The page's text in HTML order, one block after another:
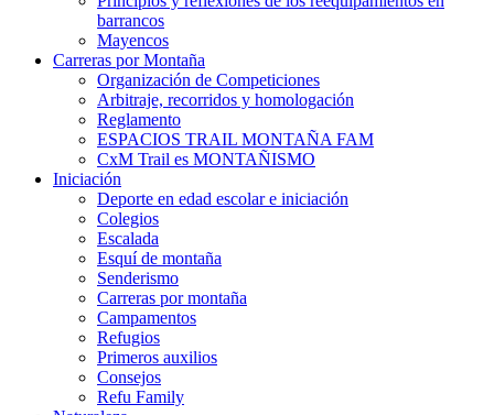
barrancos
Mayencos
Carreras por Montaña
Organización de Competiciones
Arbitraje, recorridos y homologación
Reglamento
ESPACIOS TRAIL MONTAÑA FAM
CxM Trail es MONTAÑISMO
Iniciación
Deporte en edad escolar e iniciación
Colegios
Escalada
Esquí de montaña
Senderismo
Carreras por montaña
Campamentos
Refugios
Primeros auxilios
Consejos
Refu Family